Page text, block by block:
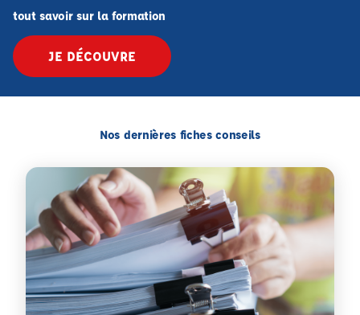
tout savoir sur la formation
JE DÉCOUVRE
Nos dernières fiches conseils